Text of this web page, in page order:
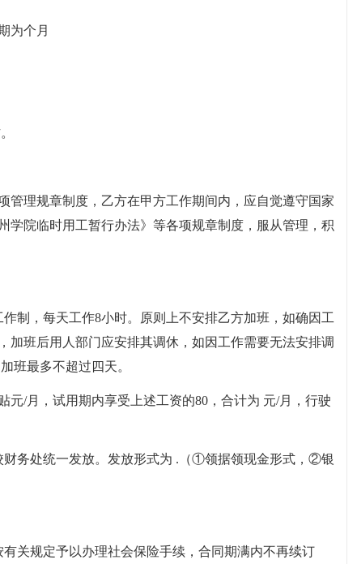
为个月
管理规章制度，乙方在甲方工作期间内，应自觉遵守国家
学院临时用工暂行办法》等各项规章制度，服从管理，积
制，每天工作8小时。原则上不安排乙方加班，如确因工
加班后用人部门应安排其调休，如因工作需要无法安排调
班最多不超过四天。
元/月，试用期内享受上述工资的80，合计为 元/月，行驶
财务处统一发放。发放形式为 .（①领据领现金形式，②银
关规定予以办理社会保险手续，合同期满内不再续订